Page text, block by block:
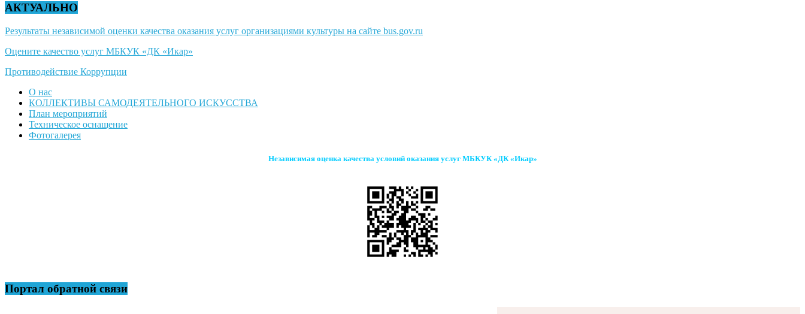
АКТУАЛЬНО
Результаты независимой оценки качества оказания услуг организациями культуры на сайте bus.gov.ru
Оцените качество услуг МБКУК «ДК «Икар»
Противодействие Коррупции
О нас
КОЛЛЕКТИВЫ САМОДЕЯТЕЛЬНОГО ИСКУССТВА
План мероприятий
Техническое оснащение
Фотогалерея
Независимая оценка качества условий оказания услуг МБКУК «ДК «Икар»
Портал обратной связи